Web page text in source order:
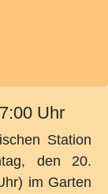
Uhr
Station
den 20.
im Garten